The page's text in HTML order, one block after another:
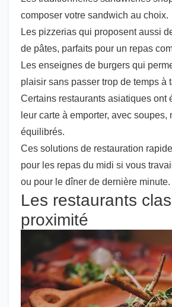
composer votre sandwich au choix.
Les pizzerias qui proposent aussi
de pâtes, parfaits pour un repas
Les enseignes de burgers qui
plaisir sans passer trop de temps à
Certains restaurants asiatiques ont
leur carte à emporter, avec
équilibrés.
Ces solutions de restauration
pour les repas du midi si vous
ou pour le dîner de dernière minute.
Les restaurants
proximité